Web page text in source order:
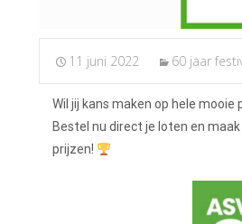
11 juni 2022 60 jaar
Wil jij kans maken op hele mooie
Bestel nu direct je loten en
prijzen!